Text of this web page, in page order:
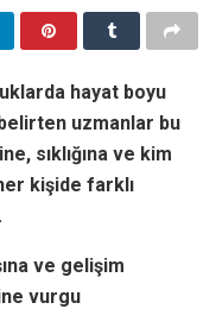
hayat boyu
uzmanlar bu
sıklığına ve kim
kişide farklı
ve gelişim
vurgu